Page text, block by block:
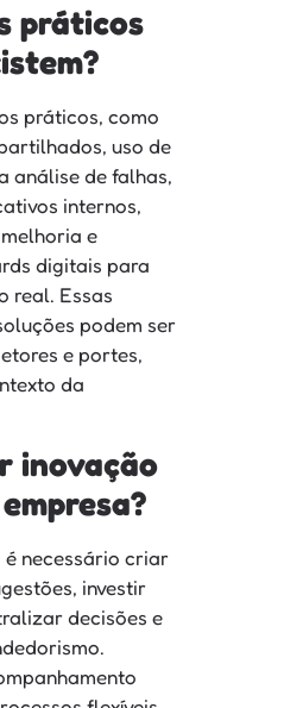
práticos
práticos, como
uso de
análise de falhas,
internos,
e
digitais para
real. Essas
podem ser
e portes,
da
inovação
é necessário criar
investir
decisões e